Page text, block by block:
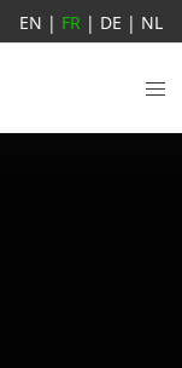
EN | FR | DE | NL